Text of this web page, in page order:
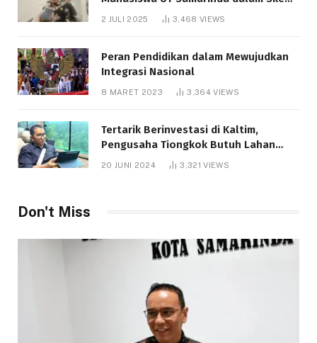
Bantuan Pendidikan Gratispol
2 JULI 2025 3,468 VIEWS
Peran Pendidikan dalam Mewujudkan
Integrasi Nasional
8 MARET 2023 3,364VIEWS
Tertarik Berinvestasi di Kaltim,
Pengusaha Tiongkok Butuh Lahan
1.000 Hektare
20 JUNI 2024 3,321VIEWS
Don't Miss